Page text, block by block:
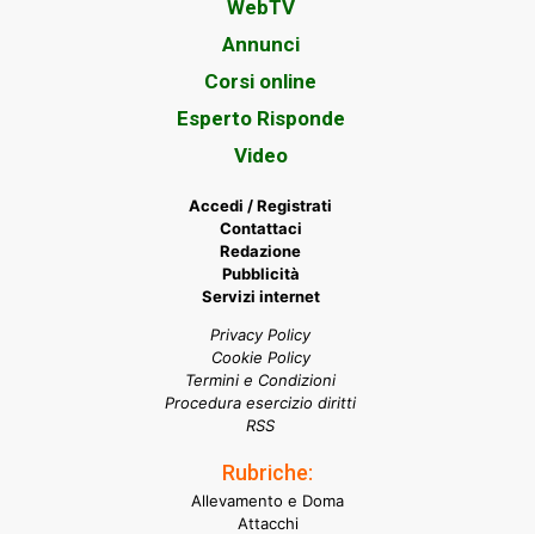
WebTV
Annunci
Corsi online
Esperto Risponde
Video
Accedi / Registrati
Contattaci
Redazione
Pubblicità
Servizi internet
Privacy Policy
Cookie Policy
Termini e Condizioni
Procedura esercizio diritti
RSS
Rubriche:
Allevamento e Doma
Attacchi